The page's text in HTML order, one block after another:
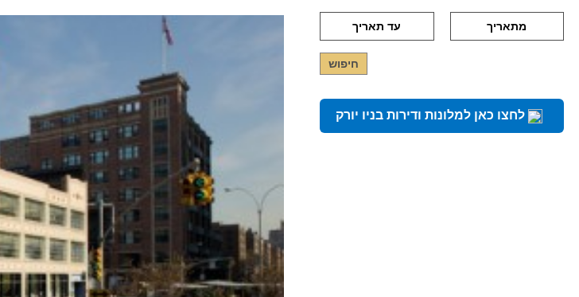
לחצו כאן למלונות ודירות בניו יורק